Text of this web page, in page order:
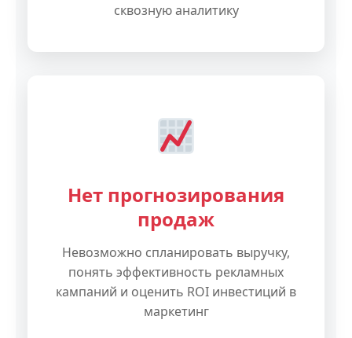
сквозную аналитику
Нет прогнозирования
продаж
Невозможно спланировать выручку,
понять эффективность рекламных
кампаний и оценить ROI инвестиций в
маркетинг